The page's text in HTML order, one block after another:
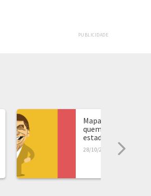
PUBLICIDADE
Mapa de presidente:
quem ganhou em
estado...
28/10/2018